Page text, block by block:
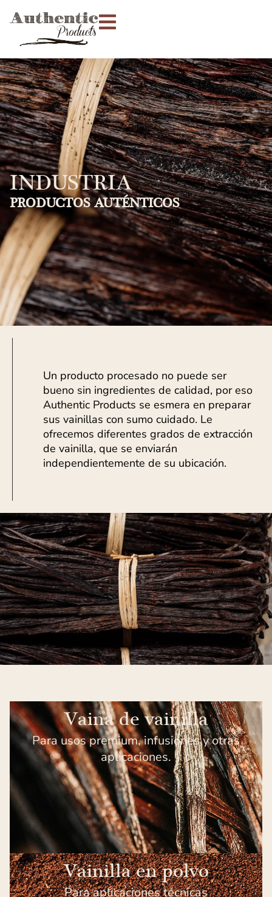
INDUSTRIA
PRODUCTOS AUTÉNTICOS
Un producto procesado no puede ser
bueno sin ingredientes de calidad, por eso
Authentic Products se esmera en preparar
sus vainillas con sumo cuidado. Le
ofrecemos diferentes grados de extracción
de vainilla, que se enviarán
independientemente de su ubicación.
Vaina de vainilla
Para usos premium, infusiones y otras
aplicaciones.
Vainilla en polvo
Para aplicaciones técnicas